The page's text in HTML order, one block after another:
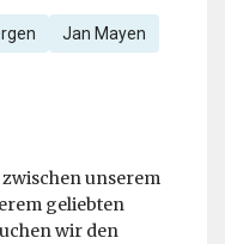
Jan Mayen
unserem
geliebten
wir den